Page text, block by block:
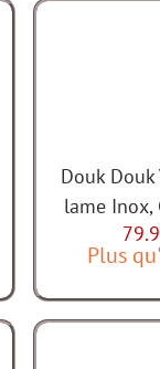
Douk
lame Inox,
Plus